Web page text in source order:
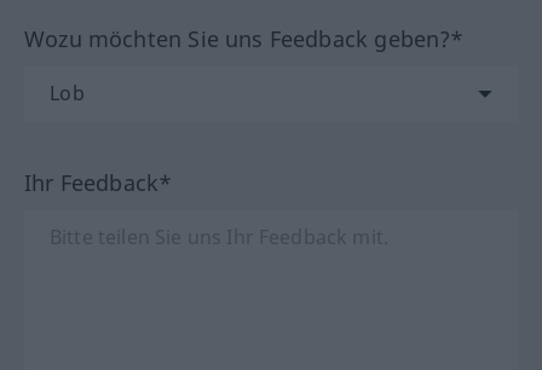
Wozu möchten Sie uns Feedback geben?*
Ihr Feedback*